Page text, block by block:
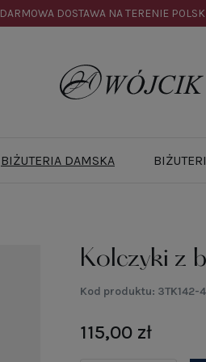
DARMOWA DOSTAWA NA TERENIE
BIŻUTERIA DAMSKA
Kolczyki z
Kod produktu: 3TK142-
115,00 zł